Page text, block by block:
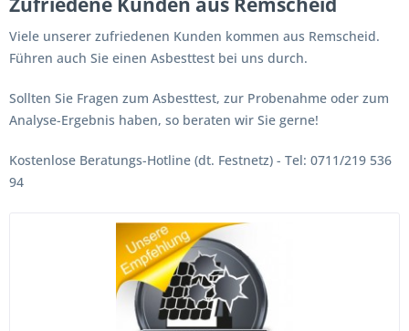
Viele unserer zufriedenen Kunden kommen aus Remscheid.
Führen auch Sie einen Asbesttest bei uns durch.
Sollten Sie Fragen zum Asbesttest, zur Probenahme oder zum
Analyse-Ergebnis haben, so beraten wir Sie gerne!
Kostenlose Beratungs-Hotline (dt. Festnetz) - Tel: 0711/219 536
94